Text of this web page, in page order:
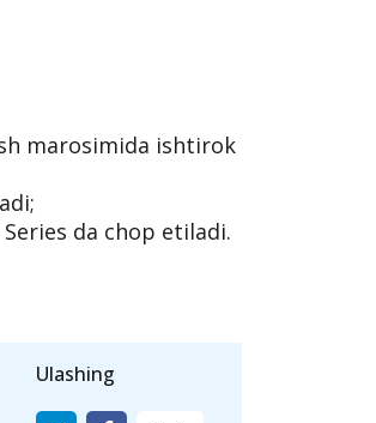
da chop etiladi.